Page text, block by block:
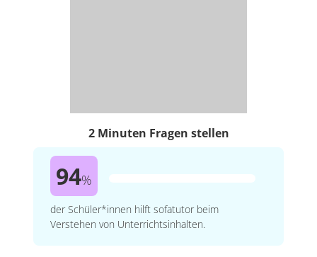
2 Minuten Fragen stellen
94%
der Schüler*innen hilft sofatutor beim
Verstehen von Unterrichtsinhalten.